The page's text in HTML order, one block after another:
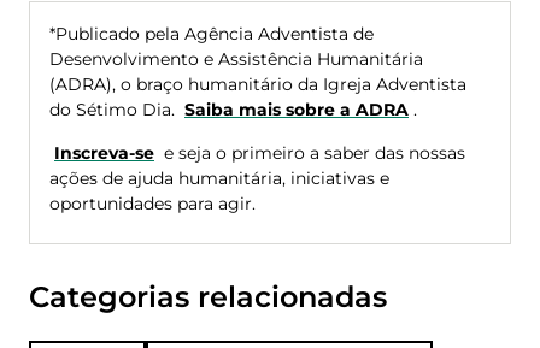
*Publicado pela Agência Adventista de
Desenvolvimento e Assistência Humanitária
(ADRA), o braço humanitário da Igreja Adventista
do Sétimo Dia. Saiba mais sobre a ADRA .
Inscreva-se e seja o primeiro a saber das nossas
ações de ajuda humanitária, iniciativas e
oportunidades para agir.
Categorias relacionadas